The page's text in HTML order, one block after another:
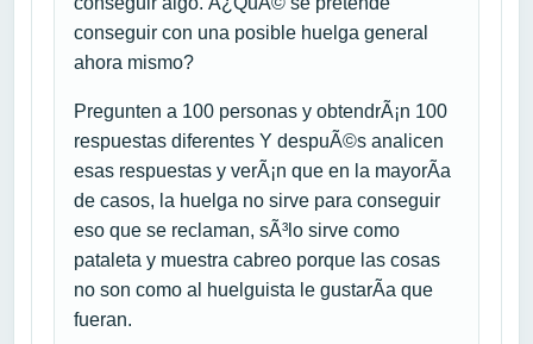
conseguir con una posible huelga general
ahora mismo?
Pregunten a 100 personas y obtendrÃ¡n 100
respuestas diferentes Y despuÃ©s analicen
esas respuestas y verÃ¡n que en la mayorÃ­a
de casos, la huelga no sirve para conseguir
eso que se reclaman, sÃ³lo sirve como
pataleta y muestra cabreo porque las cosas
no son como al huelguista le gustarÃ­a que
fueran.